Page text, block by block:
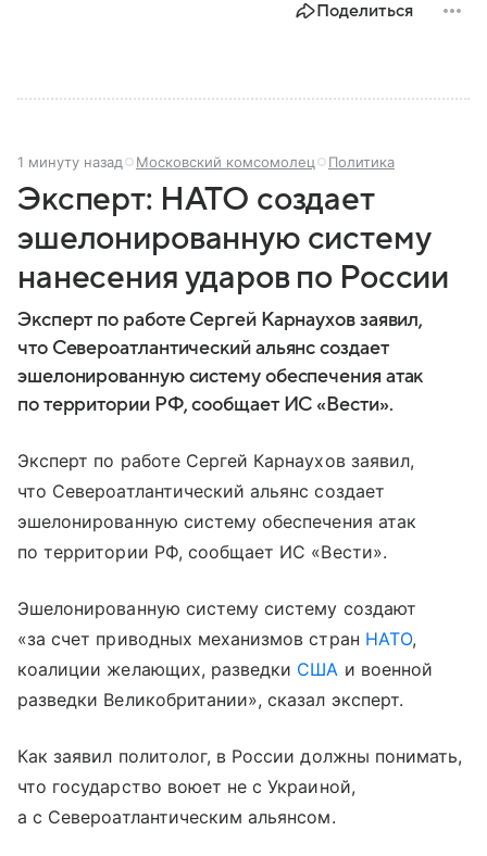
Поделиться
1 минуту назад Московский комсомолец Политика
Эксперт: НАТО создает
эшелонированную систему
нанесения ударов по России
Эксперт по работе Сергей Карнаухов заявил,
что Североатлантический альянс создает
эшелонированную систему обеспечения атак
по территории РФ, сообщает ИС «Вести».
Эксперт по работе Сергей Карнаухов заявил,
что Североатлантический альянс создает
эшелонированную систему обеспечения атак
по территории РФ, сообщает ИС «Вести».
Эшелонированную систему систему создают
«за счет приводных механизмов стран НАТО,
коалиции желающих, разведки США и военной
разведки Великобритании», сказал эксперт.
Как заявил политолог, в России должны понимать,
что государство воюет не с Украиной,
а с Североатлантическим альянсом.